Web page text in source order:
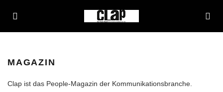
MAGAZIN
Clap ist das People-Magazin der Kommunikationsbranche.